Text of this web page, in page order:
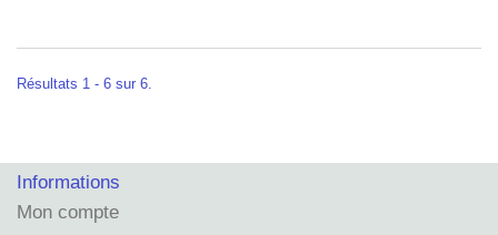
Résultats 1 - 6 sur 6.
Informations
Mon compte